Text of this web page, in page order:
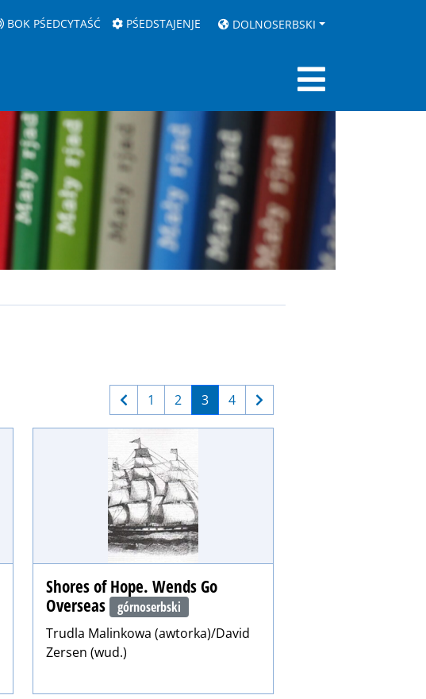
BOK PŚEDCYTAŚĆ PŚEDSTAJENJE DOLNOSERBSKI
1 2 3 4
Shores of Hope. Wends Go
Overseas
górnoserbski
Trudla Malinkowa (awtorka)/David
Zersen (wud.)